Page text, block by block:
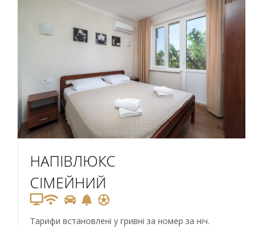
НАПІВЛЮКС
СІМЕЙНИЙ
Тарифи встановлені у гривні за номер за ніч.